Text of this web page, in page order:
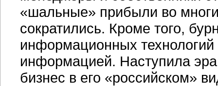
«шальные» прибыли во
сократились. Кроме того,
информационных
информацией. Наступила
бизнес в его «российском»